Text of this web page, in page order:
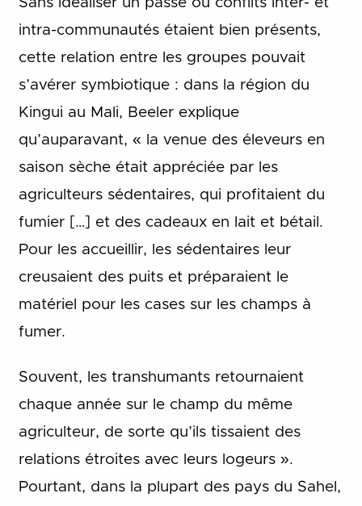
intra-communautés étaient bien présents,
cette relation entre les groupes pouvait
s’avérer symbiotique : dans la région du
Kingui au Mali, Beeler explique
qu’auparavant, « la venue des éleveurs en
saison sèche était appréciée par les
agriculteurs sédentaires, qui profitaient du
fumier […] et des cadeaux en lait et bétail.
Pour les accueillir, les sédentaires leur
creusaient des puits et préparaient le
matériel pour les cases sur les champs à
fumer.
Souvent, les transhumants retournaient
chaque année sur le champ du même
agriculteur, de sorte qu’ils tissaient des
relations étroites avec leurs logeurs ».
Pourtant, dans la plupart des pays du Sahel,